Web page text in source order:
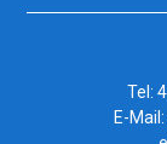
Tel:
E-